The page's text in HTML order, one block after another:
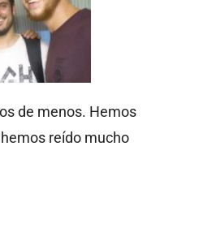
de menos. Hemos
reído mucho